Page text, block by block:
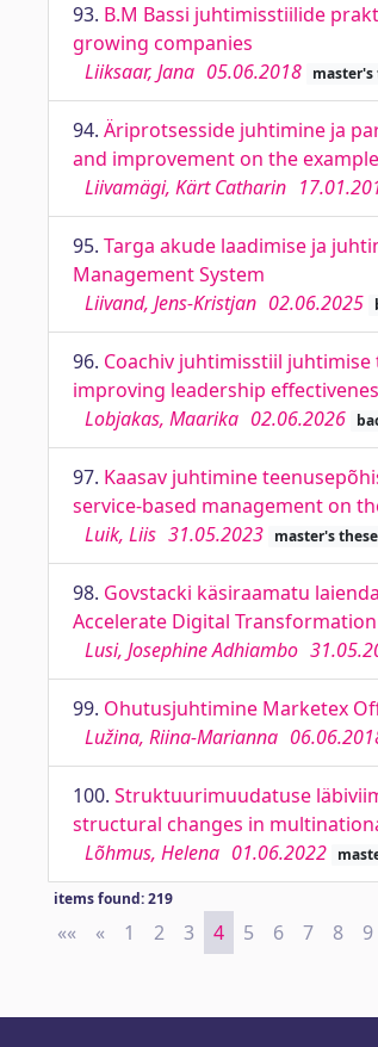
93. B.M Bassi juhtimisstiilide
growing companies
Liiksaar, Jana 05.06.2018 master's
94. Äriprotsesside juhtimine ja
and improvement on the
Liivamägi, Kärt Catharin
95. Targa akude laadimise ja
Management System
Liivand, Jens-Kristjan 02.06.2025
96. Coachiv juhtimisstiil
improving leadership
Lobjakas, Maarika 02.06.2026
97. Kaasav juhtimine
service-based management on
Luik, Liis 31.05.2023 master's
98. Govstacki käsiraamatu
Accelerate Digital
Lusi, Josephine Adhiambo
99. Ohutusjuhtimine Marketex
Lužina, Riina-Marianna
100. Struktuurimuudatuse
structural changes in
Lõhmus, Helena 01.06.2022
items found: 219
«« First
« Previous
1 2 3 4 5 6 7 8 9